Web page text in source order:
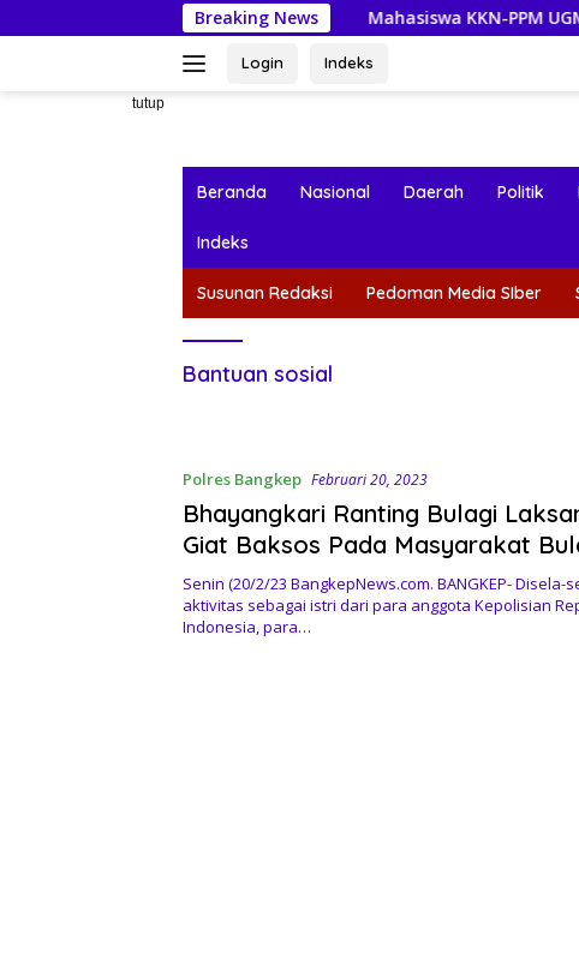
ke
Breaking News
Mahasiswa KKN-PPM UGM Data Situs
Login Indeks
tutup
Beranda Nasional Daerah Politik
Indeks
Susunan Redaksi Pedoman Media SIber
Bantuan sosial
Polres Bangkep Februari 20, 2023
Bhayangkari Ranting Bulagi
Giat Baksos Pada Masyarakat
Senin (20/2/23 BangkepNews.com. BANGKEP- Disela-
aktivitas sebagai istri dari para anggota Kepolisian
Indonesia, para…